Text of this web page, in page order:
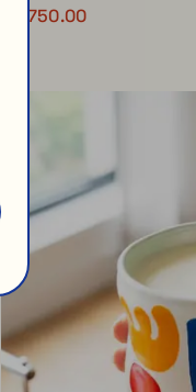
₺ 1,750.00